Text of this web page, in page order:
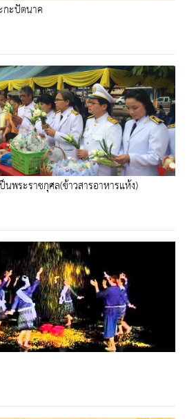
กะปัตนาค
พระราชกุศล(ข้าวสารอาหารแห้ง)